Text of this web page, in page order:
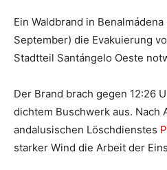
Ein Waldbrand in
September) die Evakuierung
Stadtteil Santángelo Oeste
Der Brand brach gegen 12:26
dichtem Buschwerk aus. Nach
andalusischen Löschdienstes
starker Wind die Arbeit der